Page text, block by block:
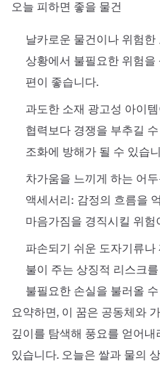
오늘 피하면 좋을 물건
날카로운 물건이나 위험
상황에서 불필요한 위험
편이 좋습니다.
과도한 소재 광고성 아이
협력보다 경쟁을 부추길
조화에 방해가 될 수 있습
차가움을 느끼게 하는 어
액세서리: 감정의 흐름을
마음가짐을 경직시킬 위험
파손되기 쉬운 도자기류
불이 주는 상징적 리스크
불필요한 손실을 불러올
요약하면, 이 꿈은 공동체와
깊이를 탐색해 풍요를 얻어
있습니다. 오늘은 쌀과 물의